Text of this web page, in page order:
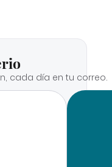
cada día en tu correo.